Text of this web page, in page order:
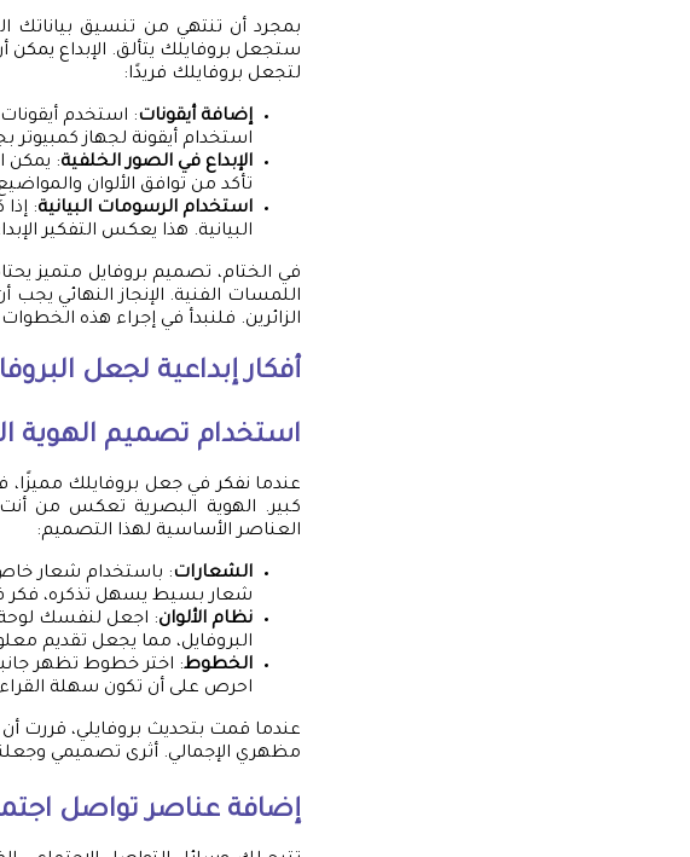
بمجرد أن تنتهي من تنسيق بياناتك
ستجعل بروفايلك يتألق. الإبداع يمكن
لتجعل بروفايلك فريدًا:
إضافة أيقونات: استخدم
استخدام أيقونة لجهاز
الإبداع في الصور الخلفية: يمكن
تأكد من توافق الألوان
استخدام الرسومات البيانية:
البيانية. هذا يعكس التفكير
في الختام، تصميم بروفايل متميز
اللمسات الفنية. الإنجاز النهائي
الزائرين. فلنبدأ في إجراء هذه
أفكار إبداعية لجعل
استخدام تصميم الهوية
عندما نفكر في جعل بروفايلك
كبير. الهوية البصرية تعكس من
العناصر الأساسية لهذا التصميم:
الشعارات: باستخدام شعار
شعار بسيط يسهل تذكره، فكر
نظام الألوان: اجعل لنفسك لوحة
البروفايل، مما يجعل تقديم
الخطوط: اختر خطوط تظهر
احرص على أن تكون سهلة
عندما قمت بتحديث بروفايلي، قررت
مظهري الإجمالي. أثرى تصميمي
إضافة عناصر تواصل